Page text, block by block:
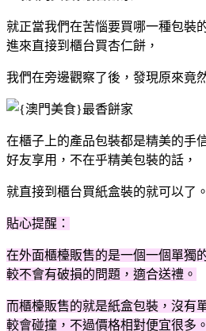
就正當我們在苦惱要買哪一種包裝
進來直接到櫃台買杏仁餅，
我們在旁邊觀察了後，發現原來竟
在櫃子上的產品包裝都是精美的手
好友享用，不在乎精美包裝的話，
就直接到櫃台買紙盒裝的就可以了。
貼心提醒：
在外面櫃檯販售的是一個一個單獨
較不會有破損的問題，適合送禮。
而櫃檯販售的就是紙盒包裝，沒有
較會碰撞，不過價格相對便宜很多。